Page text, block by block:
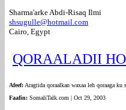
Sharma'arke Abdi-Risaq Ilmi
shsugulle@hotmail.com
Cairo, Egypt
QORAALADII
Afeef: Aragtida qoraalkan waxaa leh qoraaga ku
Faafin: SomaliTalk.com | Oct 29, 2003